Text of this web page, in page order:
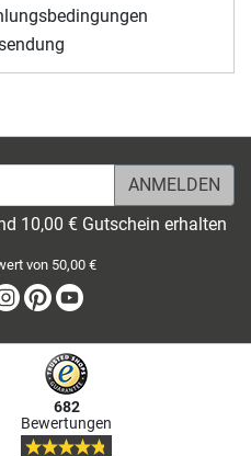
10,00 € Gutschein erhalten
von 50,00 €
Instagram
Pinterest
682
Bewertungen